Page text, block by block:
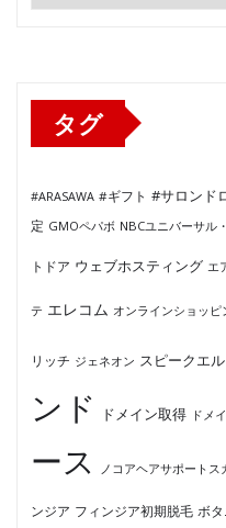
タグ
#ARASAWA #ギフト #サロンド
定 GMOペパボ NBCユニバーサル
トドア ウェブホスティング エ
テ エレコム オンラインショッピ
リッチ ジェネオン スピークエル
ンド
ドメイン取得 ドメ
ース
ノコアヘアサポートス
ンジア フィンジア初期脱毛 ボ